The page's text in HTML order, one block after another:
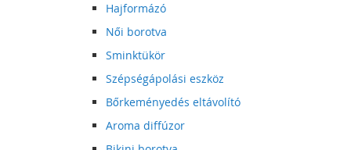
Hajformázó
Női borotva
Sminktükör
Szépségápolási eszköz
Bőrkeményedés eltávolító
Aroma diffúzor